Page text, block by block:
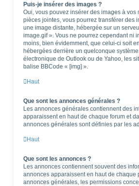
Puis-je insérer des images ?
Oui, vous pouvez insérer des images à
pièces jointes, vous pourrez transférer des
une image distante, hébergée sur un
image.gif ». Vous ne pourrez cependant ni
moins, bien évidemment, que celui-ci soit
hébergées derrière un quelconque
électronique de Outlook ou de Yahoo, les
balise BBCode « [img] ».
Haut
Que sont les annonces générales ?
Les annonces générales contiennent des
apparaissent en haut de chaque forum et
annonces générales sont définies par les
Haut
Que sont les annonces ?
Les annonces contiennent souvent des
annonces apparaissent en haut de chaque
annonces générales, les permissions